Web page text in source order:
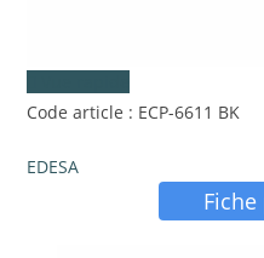
Code article : ECP-6611 BK
EDESA